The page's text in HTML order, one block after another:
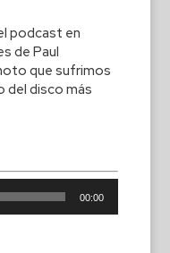
podcast en
de Paul
que sufrimos
del disco más
00:00